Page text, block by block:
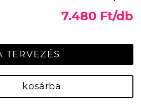
7.480 Ft/db
TERVEZÉS
kosárba